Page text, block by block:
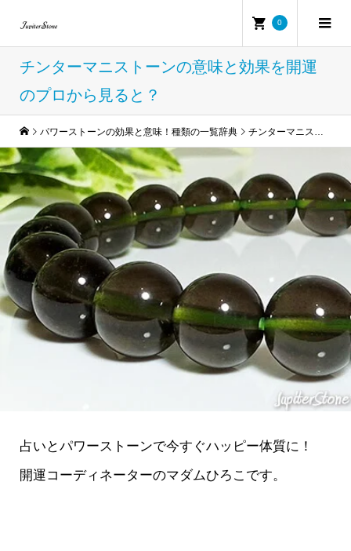
0
チンターマニストーンの意味と効果を開運
のプロから見ると？
パワーストーンの効果と意味！種類の一覧辞典 チンターマニストーンの意味と効果を開運のプロから見ると？
占いとパワーストーンで今すぐハッピー体質に！
開運コーディネーターのマダムひろこです。